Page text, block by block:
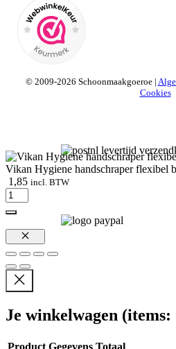
© 2009-2026 Schoonmaakgoeroe |
Cookies
Vikan Hygiene handschraper flexibel
1,85 incl. BTW
Vikan
Hygiene
handschraper
flexibel
blauw
aantal
Sluiten
Je winkelwagen (items: